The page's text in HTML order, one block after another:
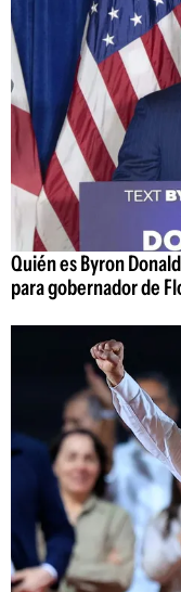
Quién es Byron
para gobernador de